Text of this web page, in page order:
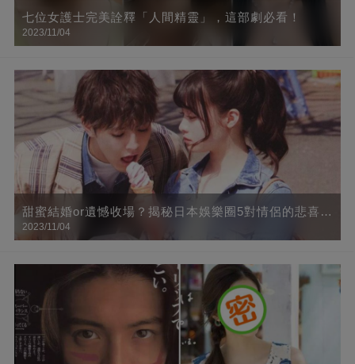
七位女護士完美詮釋「人間精靈」，這部劇必看！
2023/11/04
甜蜜結婚or遺憾收場？揭秘日本娛樂圈5對情侶的悲喜人
生
2023/11/04